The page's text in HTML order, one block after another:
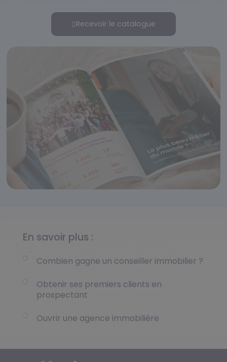
Recevoir le catalogue
En savoir plus :
Combien gagne un conseiller immobilier ?
Obtenir ses premiers clients en
prospectant
Ouvrir une agence immobilière